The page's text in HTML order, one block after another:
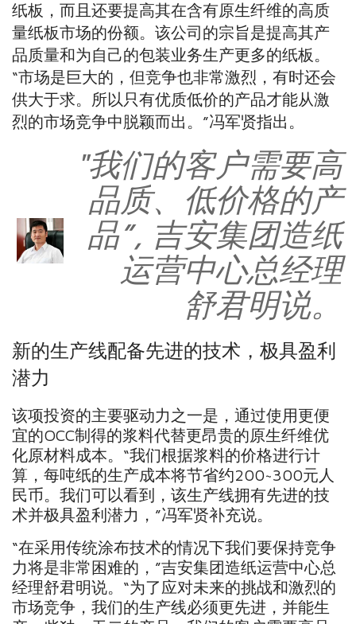
纸板，而且还要提高其在含有原生纤维的高质
量纸板市场的份额。该公司的宗旨是提高其产
品质量和为自己的包装业务生产更多的纸板。
“市场是巨大的，但竞争也非常激烈，有时还会
供大于求。所以只有优质低价的产品才能从激
烈的市场竞争中脱颖而出。”冯军贤指出。
"我们的客户需要高
品质、低价格的产
品”, 吉安集团造纸
运营中心总经理
舒君明说。
新的生产线配备先进的技术，极具盈利
潜力
该项投资的主要驱动力之一是，通过使用更便
宜的OCC制得的浆料代替更昂贵的原生纤维优
化原材料成本。“我们根据浆料的价格进行计
算，每吨纸的生产成本将节省约200~300元人
民币。我们可以看到，该生产线拥有先进的技
术并极具盈利潜力，”冯军贤补充说。
“在采用传统涂布技术的情况下我们要保持竞争
力将是非常困难的，”吉安集团造纸运营中心总
经理舒君明说。“为了应对未来的挑战和激烈的
市场竞争，我们的生产线必须更先进，并能生